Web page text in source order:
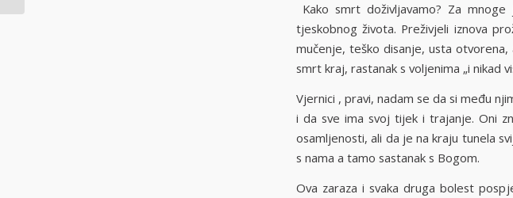
Kako smrt doživljavamo? Za
tjeskobnog života. Preživjeli iznova
mučenje, teško disanje, usta
smrt kraj, rastanak s voljenima „i nikad
Vjernici , pravi, nadam se da si među
i da sve ima svoj tijek i trajanje. Oni
osamljenosti, ali da je na kraju tunela
s nama a tamo sastanak s Bogom.
Ova zaraza i svaka druga bolest